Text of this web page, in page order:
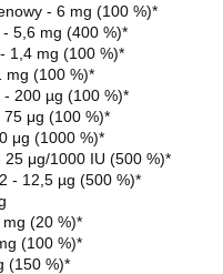
- 6 mg (100 %)*
5,6 mg (400 %)*
1,4 mg (100 %)*
mg (100 %)*
- 200 µg (100 %)*
μg (100 %)*
μg (1000 %)*
25 μg/1000 IU (500 %)*
- 12,5 µg (500 %)*
(20 %)*
(100 %)*
(150 %)*